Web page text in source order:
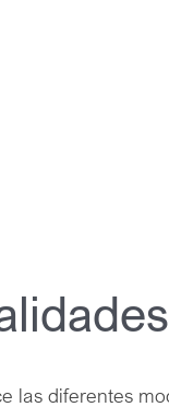
las diferentes